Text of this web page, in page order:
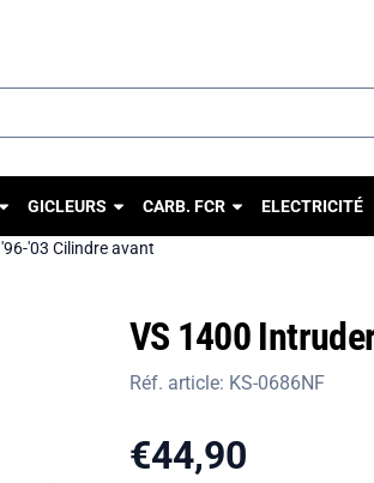
GICLEURS CARB. FCR ELECTRICITÉ
'03 Cilindre avant
VS 1400
Réf. article: KS-0686NF
€44,90